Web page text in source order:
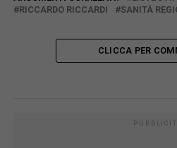
RICCARDO RICCARDI
SANITÀ
CLICCA PER